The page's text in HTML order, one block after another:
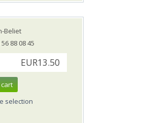
Beliet
88 08 45
EUR13.50
selection